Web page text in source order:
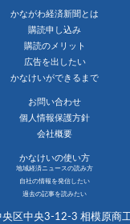
かながわ経済新聞とは
購読申し込み
購読のメリット
広告を出したい
かなけいができるまで
お問い合わせ
個人情報保護方針
会社概要
かなけいの使い方
地域経済ニュースの読み方
自社の情報を発信したい
過去の記事を読みたい
区中央3-12-3 相模原商工